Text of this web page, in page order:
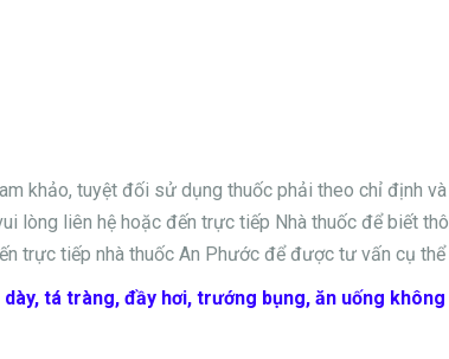
khảo, tuyệt đối sử dụng thuốc phải theo chỉ định
lòng liên hệ hoặc đến trực tiếp Nhà thuốc để biết
trực tiếp nhà thuốc An Phước để được tư vấn cụ thể
tá tràng, đầy hơi, trướng bụng, ăn uống